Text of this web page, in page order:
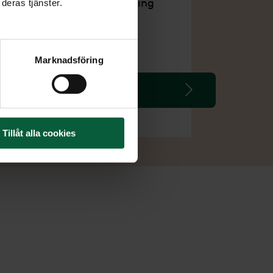
tjänster.
Marknadsföring
Tillåt alla cookies
Bokning av gravsättning
Läs mer om Paket Plus